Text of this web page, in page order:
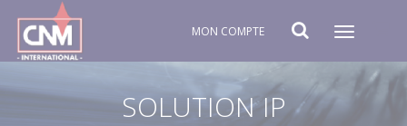
MON COMPTE
Toggle
SOLUTION IP